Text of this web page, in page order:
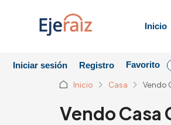
Inicio
Iniciar sesión Registro Favorito
Inicio Casa Vendo
Vendo Casa